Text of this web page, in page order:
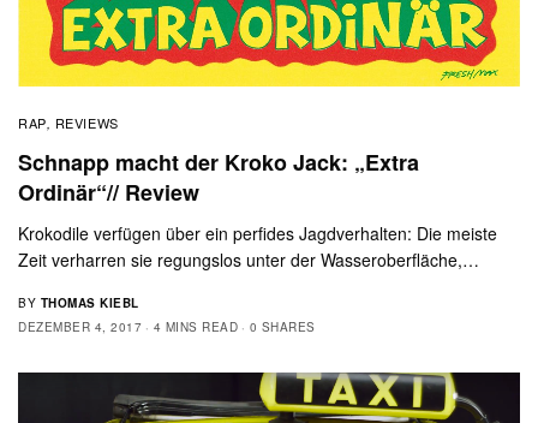
RAP, REVIEWS
Schnapp macht der Kroko Jack: „Extra
Ordinär“// Review
Krokodile verfügen über ein perfides Jagdverhalten: Die meiste
Zeit verharren sie regungslos unter der Wasseroberfläche,…
BY THOMAS KIEBL
DEZEMBER 4, 2017
4 MINS READ 0 SHARES